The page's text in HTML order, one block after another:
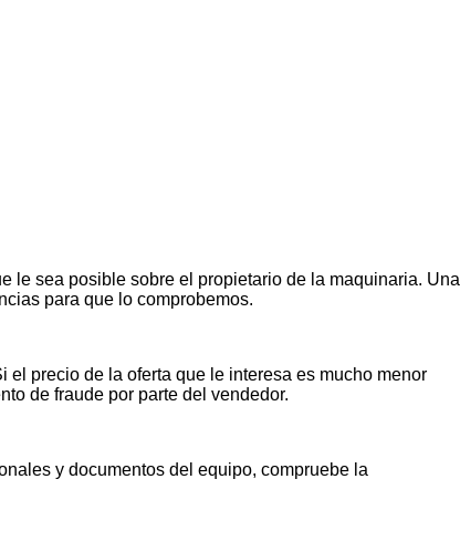
le sea posible sobre el propietario de la maquinaria. Una
para que lo comprobemos.
precio de la oferta que le interesa es mucho menor
de fraude por parte del vendedor.
y documentos del equipo, compruebe la